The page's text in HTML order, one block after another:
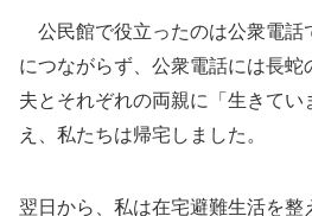
公民館で役立ったのは公衆電話
につながらず、公衆電話には長蛇
夫とそれぞれの両親に「生きて
え、私たちは帰宅しました。
翌日から、私は在宅避難生活を